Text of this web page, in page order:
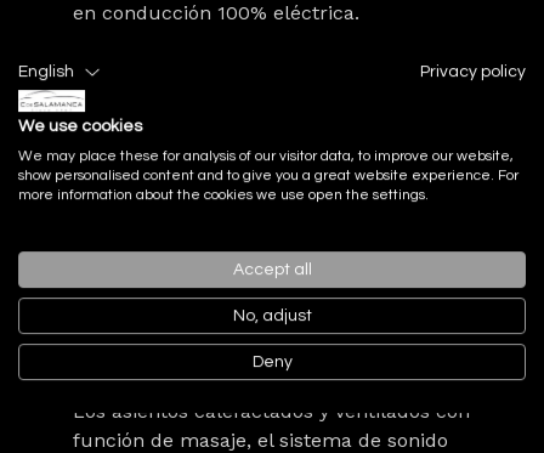
en conducción 100% eléctrica.
Interior: lujo artesanal en cada detalle
En el habitáculo, Bentley despliega todo
su saber hacer en materiales nobles y
acabados a medida. Cuero curtido de
abierto, incrustaciones metálicas y un
nuevo sistema de infoentretenimiento con
pantalla de 12,3 pulgadas configuran un
entorno exclusivo y altamente
Los asientos calefactados y ventilados con
función de masaje, el sistema de sonido
English Privacy policy
We use cookies
We may place these for analysis of our visitor data, to improve our website,
show personalised content and to give you a great website experience. For
more information about the cookies we use open the settings.
Accept all
No, adjust
Deny